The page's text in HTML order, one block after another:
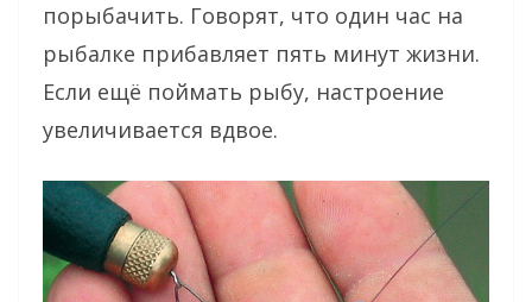
порыбачить. Говорят, что один час на
рыбалке прибавляет пять минут жизни.
Если ещё поймать рыбу, настроение
увеличивается вдвое.